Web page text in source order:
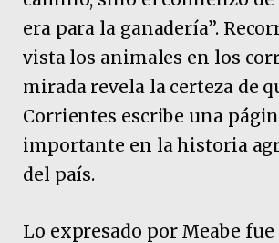
era para la ganadería”.
vista los animales en los
mirada revela la certeza de
Corrientes escribe una
importante en la historia
del país.
Lo expresado por Meabe